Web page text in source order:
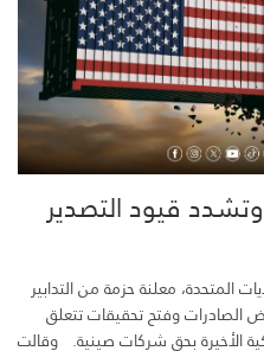
وتشدد قيود التصدير
المتحدة، معلنة حزمة من التدابير
الصادرات وفتح تحقيقات تتعلق
الأخيرة بحق شركات صينية. وقالت